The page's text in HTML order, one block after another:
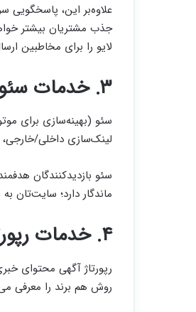
علاوه‌بر این، پاسخگویی
جذب مشتریان بیشتر
لایو را برای مخاطبین
۳. خدمات سئو؛ رشد پایدار و بلندمدت
سئو (بهینه‌سازی برای
لینک‌سازی داخلی/خارجی،
سئو بازدیدکنندگان
ماندگار دارد؛ سایت‌تان
۴. خدمات رپورتاژ آگهی؛ تبلیغ هوشمند با کمک سایت‌های معتبر
رپورتاژ آگهی محتوای
روش هم برند را معرفی